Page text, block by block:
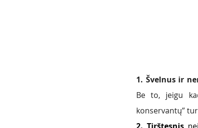
1. Švelnus ir
Be to, jeigu
konservantų”